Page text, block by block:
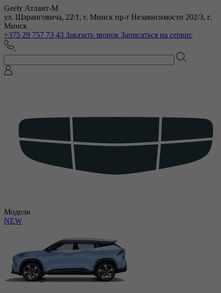
Geely Атлант-М
ул. Шаранговича, 22/1, г. Минск пр-т Независимости 202/3, г.
Минск
+375 29 757 73 43 Заказать звонок Записаться на сервис
Модели
NEW